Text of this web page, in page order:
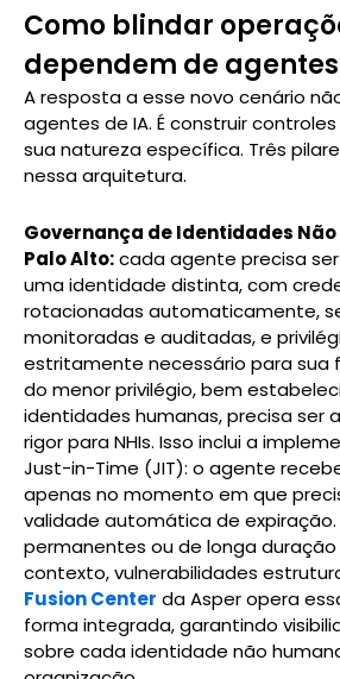
Como blindar
dependem de
A resposta a esse novo cenário
agentes de IA. É construir
sua natureza específica. Três
nessa arquitetura.
Governança de Identidades
Palo Alto:cada agente precisa
uma identidade distinta, com
rotacionadas automaticamente,
monitoradas e auditadas, e
estritamente necessário para sua
do menor privilégio, bem
identidades humanas, precisa ser
rigor para NHIs. Isso inclui a
Just-in-Time (JIT): o agente
apenas no momento em que
validade automática de expiração.
permanentes ou de longa duração
contexto, vulnerabilidades
Fusion Center da Asper opera
forma integrada, garantindo
sobre cada identidade não